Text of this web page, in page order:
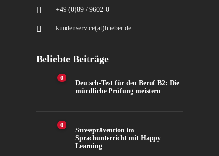
+49 (0)89 / 9602-0
kundenservice(at)hueber.de
Beliebte Beiträge
0
Deutsch-Test für den Beruf B2: Die
mündliche Prüfung meistern
0
Stressprävention im
Sprachunterricht mit Happy
Learning